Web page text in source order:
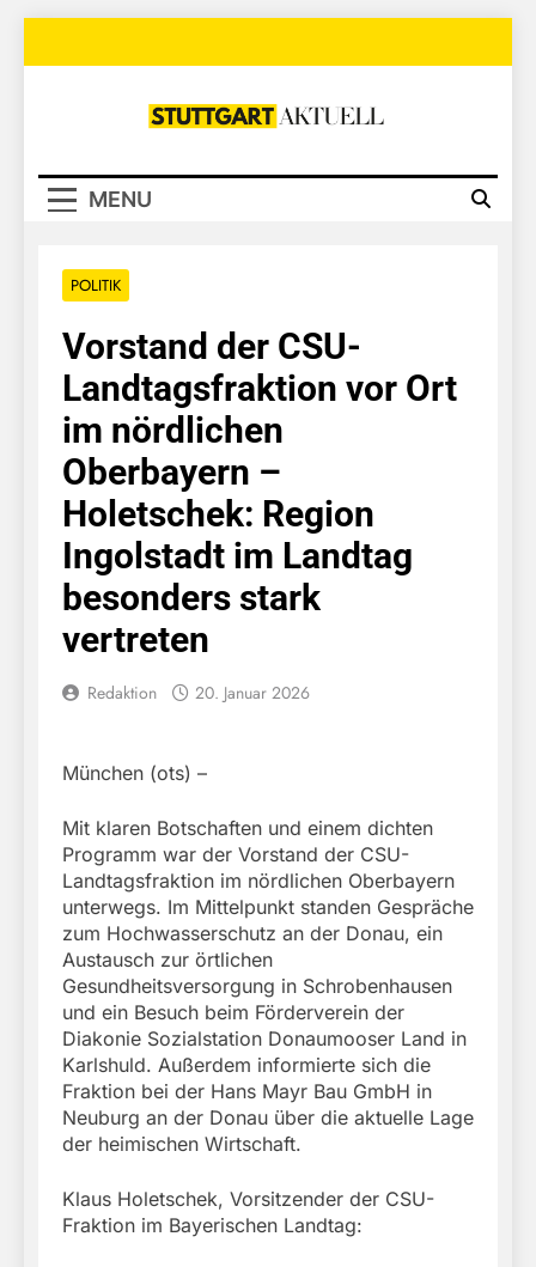
Stuttgart
MENU
POLITIK
Vorstand der CSU-
Landtagsfraktion vor Ort
im nördlichen
Oberbayern –
Holetschek: Region
Ingolstadt im Landtag
besonders stark
vertreten
Redaktion 20. Januar 2026
München (ots) –
Mit klaren Botschaften und einem dichten
Programm war der Vorstand der CSU-
Landtagsfraktion im nördlichen Oberbayern
unterwegs. Im Mittelpunkt standen Gespräche
zum Hochwasserschutz an der Donau, ein
Austausch zur örtlichen
Gesundheitsversorgung in Schrobenhausen
und ein Besuch beim Förderverein der
Diakonie Sozialstation Donaumooser Land in
Karlshuld. Außerdem informierte sich die
Fraktion bei der Hans Mayr Bau GmbH in
Neuburg an der Donau über die aktuelle Lage
der heimischen Wirtschaft.
Klaus Holetschek, Vorsitzender der CSU-
Fraktion im Bayerischen Landtag: